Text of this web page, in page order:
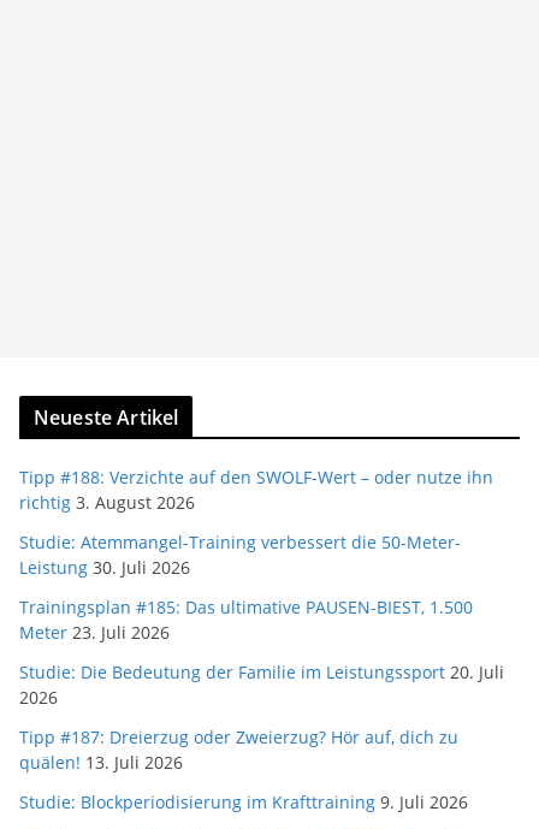
Neueste Artikel
Tipp #188: Verzichte auf den SWOLF-Wert – oder nutze ihn
richtig 3. August 2026
Studie: Atemmangel-Training verbessert die 50-Meter-
Leistung 30. Juli 2026
Trainingsplan #185: Das ultimative PAUSEN-BIEST, 1.500
Meter 23. Juli 2026
Studie: Die Bedeutung der Familie im Leistungssport 20. Juli
2026
Tipp #187: Dreierzug oder Zweierzug? Hör auf, dich zu
quälen! 13. Juli 2026
Studie: Blockperiodisierung im Krafttraining 9. Juli 2026